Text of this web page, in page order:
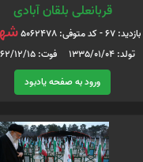
قربانعلی بلقان آبادی
بازدید: 67 - کد متوفی: 5062478
تولد: 1335/01/04 فوت: 1362/12/15
ورود به صفحه یادبود